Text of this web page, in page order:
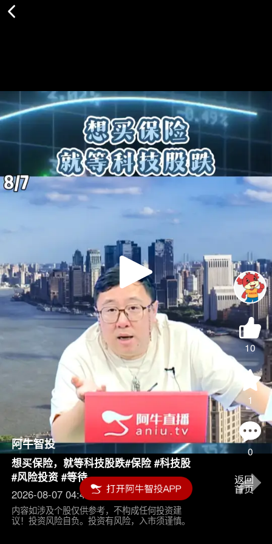
Play
Video
10
1
0
阿牛智投
想买保险，就等科技股跌#保险 #科技股
#风险投资 #等待
2026-08-07 04:45
内容如涉及个股仅供参考，不构成任何投资建
议！投资风险自负。投资有风险，入市须谨慎。